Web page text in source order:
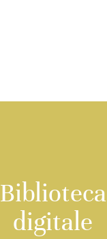
Biblioteca
digitale